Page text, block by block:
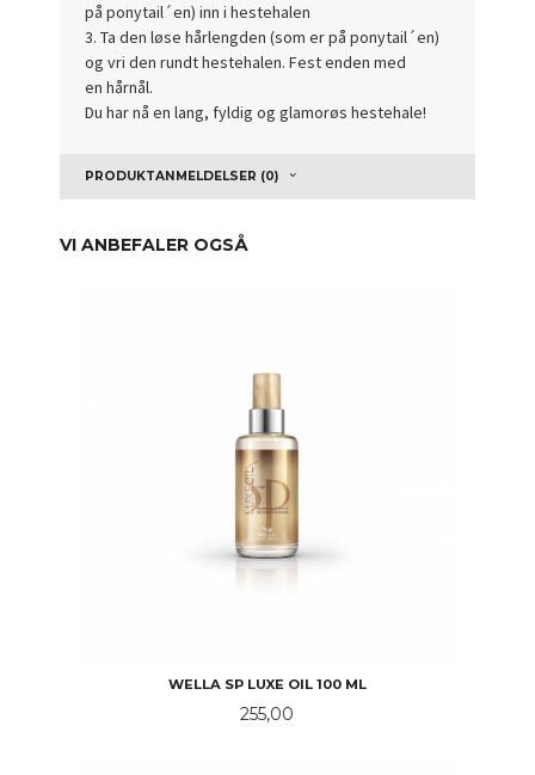
på ponytail´en) inn i hestehalen
3. Ta den løse hårlengden (som er på ponytail´en)
og vri den rundt hestehalen. Fest enden med
en hårnål.
Du har nå en lang, fyldig og glamorøs hestehale!
PRODUKTANMELDELSER (0)
VI ANBEFALER OGSÅ
WELLA SP LUXE OIL 100 ML
Pris
255,00